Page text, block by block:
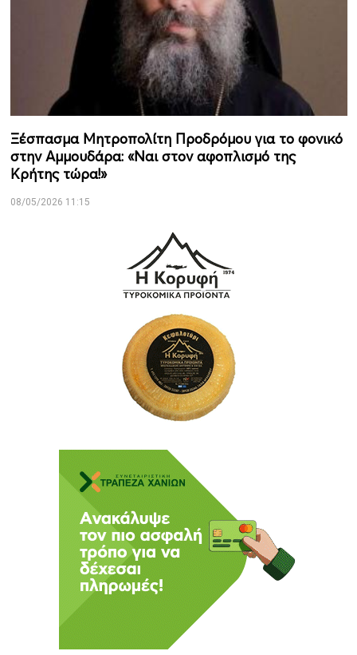
Ξέσπασμα Μητροπολίτη Προδρόμου για το φονικό
στην Αμμουδάρα: «Ναι στον αφοπλισμό της
Κρήτης τώρα!»
08/05/2026 11:15